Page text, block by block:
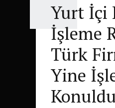
Yurt İçi
İşleme
Türk
Yine